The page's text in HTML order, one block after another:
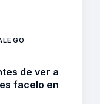
de ver a
facelo en